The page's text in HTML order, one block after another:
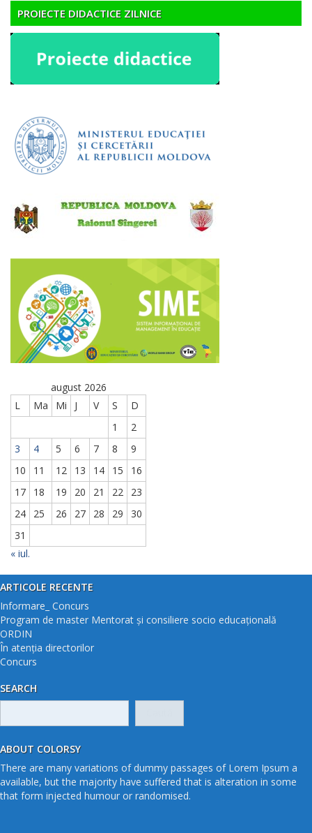
PROIECTE DIDACTICE ZILNICE
august 2026
L
Ma Mi J V S
D
1
2
3
4 5 6 7 8
9
10
11 12 13 14 15
16
17
18 19 20 21 22
23
24
25 26 27 28 29
30
31
« iul.
ARTICOLE RECENTE
Informare_ Concurs
Program de master Mentorat și consiliere socio educațională
ORDIN
În atenția directorilor
Concurs
SEARCH
ABOUT COLORSY
There are many variations of dummy passages of Lorem Ipsum a
available, but the majority have suffered that is alteration in some
that form injected humour or randomised.